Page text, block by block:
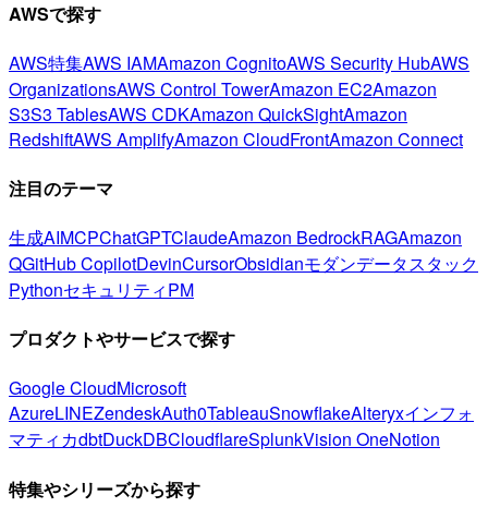
AWSで探す
AWS特集AWS IAMAmazon CognitoAWS Security HubAWS
OrganizationsAWS Control TowerAmazon EC2Amazon
S3S3 TablesAWS CDKAmazon QuickSightAmazon
RedshiftAWS AmplifyAmazon CloudFrontAmazon Connect
注目のテーマ
生成AIMCPChatGPTClaudeAmazon BedrockRAGAmazon
QGitHub CopilotDevinCursorObsidianモダンデータスタック
PythonセキュリティPM
プロダクトやサービスで探す
Google CloudMicrosoft
AzureLINEZendeskAuth0TableauSnowflakeAlteryxインフォ
マティカdbtDuckDBCloudflareSplunkVision OneNotion
特集やシリーズから探す